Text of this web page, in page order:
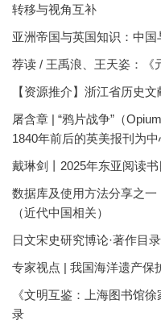
转移与视角互补
亚洲帝国与英国知识：中
荐读 / 王禹浪、王天姿：《
【资源推介】浙江省历史
屠含章 | “鸦片战争”（
1840年前后的英美报刊为中
戴琳剑丨2025年东亚阅读
数据库及使用方法分享之
（近代中国相关）
日文宋史研究博论·著作目录
专家视点 | 我国海洋遗产保
《文明互鉴：上海图书馆
录